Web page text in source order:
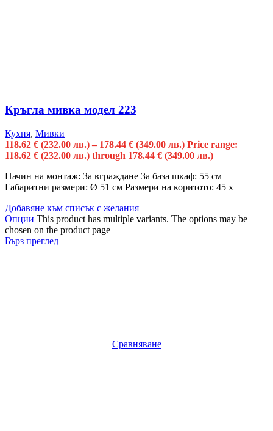
Кръгла мивка модел 223
Кухня, Мивки
118.62 € (232.00 лв.) – 178.44 € (349.00 лв.) Price range:
118.62 € (232.00 лв.) through 178.44 € (349.00 лв.)
Начин на монтаж: За вграждане За база шкаф: 55 см
Габаритни размери: Ø 51 см Размери на коритото: 45 x
Добавяне към списък с желания
Опции This product has multiple variants. The options may be
chosen on the product page
Бърз преглед
Сравняване